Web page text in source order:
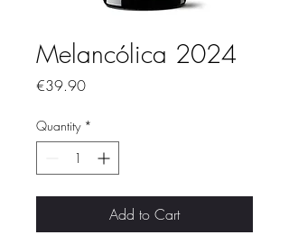
Melancólica 2024
€39.90Price
Quantity *
Add to Cart